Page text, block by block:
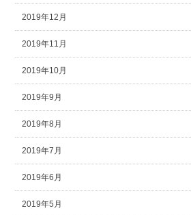
2019年12月
2019年11月
2019年10月
2019年9月
2019年8月
2019年7月
2019年6月
2019年5月